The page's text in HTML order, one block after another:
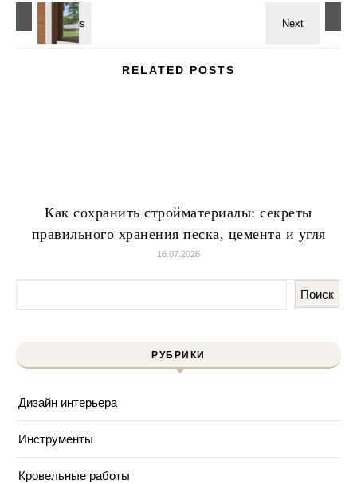
RELATED POSTS
Как сохранить стройматериалы: секреты
правильного хранения песка, цемента и угля
16.07.2026
Поиск
РУБРИКИ
Дизайн интерьера
Инструменты
Кровельные работы